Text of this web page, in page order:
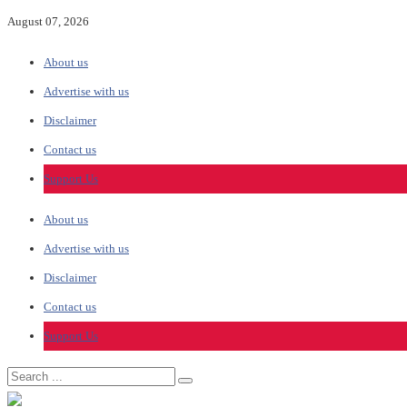
August 07, 2026
About us
Advertise with us
Disclaimer
Contact us
Support Us
About us
Advertise with us
Disclaimer
Contact us
Support Us